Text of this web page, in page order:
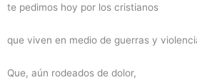
te pedimos hoy por los cristianos
que viven en medio de guerras y
Que, aún rodeados de dolor,